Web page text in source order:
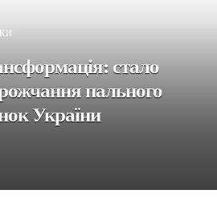
стало
пального
України